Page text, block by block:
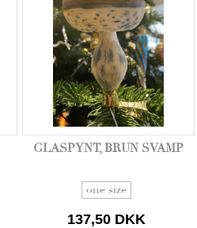
GLASPYNT, BRUN SVAMP
one size
137,50 DKK